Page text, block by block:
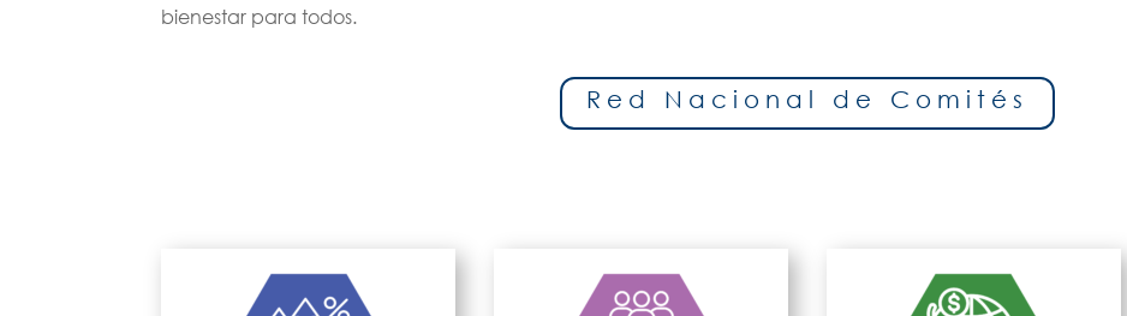
bienestar para todos.
Red Nacional de Comités